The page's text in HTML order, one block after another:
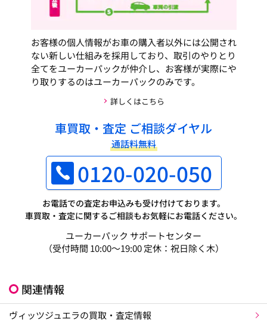
お客様の個人情報がお車の購入者以外には公開され
ない新しい仕組みを採用しており、取引のやりとり
全てをユーカーパックが仲介し、お客様が実際にや
り取りするのはユーカーパックのみです。
詳しくはこちら
車買取・査定 ご相談ダイヤル
通話料無料
0120-020-050
お電話での査定お申込みも受け付けております。
車買取・査定に関するご相談もお気軽にお電話ください。
ユーカーパック サポートセンター
（受付時間 10:00～19:00 定休：祝日除く木）
関連情報
ヴィッツジュエラの買取・査定情報